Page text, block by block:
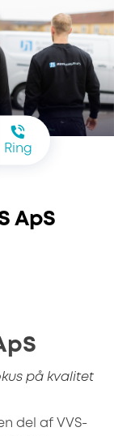
Ring
ApS
på kvalitet
del af VVS-